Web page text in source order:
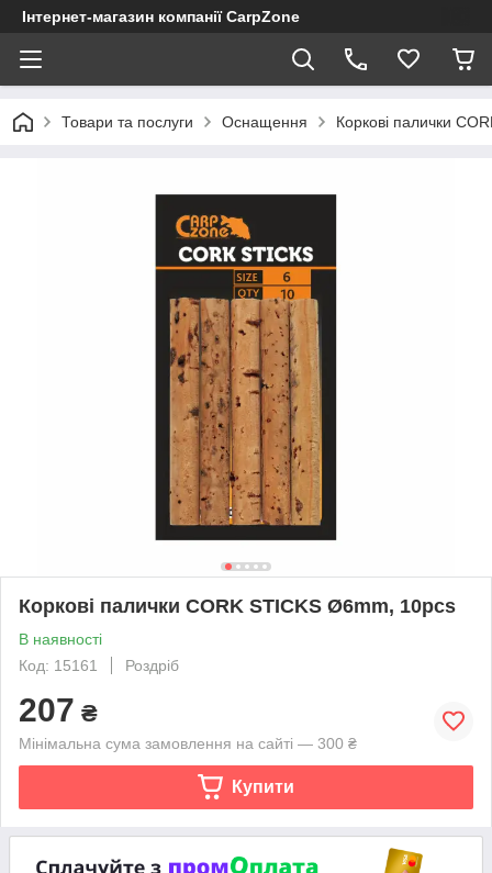
Інтернет-магазин компанії CarpZone
Товари та послуги Оснащення Коркові палички
Коркові палички CORK STICKS Ø6mm, 10pcs
В наявності
Код: 15161
Роздріб
207 ₴
Мінімальна сума замовлення на сайті — 300 ₴
Купити